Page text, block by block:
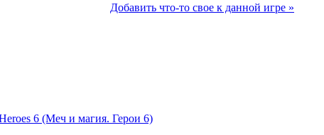
Добавить что-то свое к данной игре »
6 (Меч и магия. Герои 6)